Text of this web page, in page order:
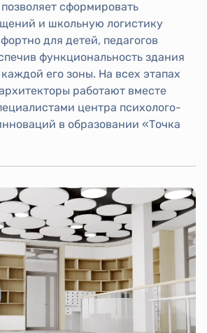
сформировать
и школьную логистику
для детей, педагогов
функциональность здания
его зоны. На всех этапах
работают вместе
центра психолого-
в образовании «Точка